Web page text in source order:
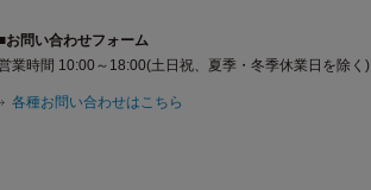
お問い合わせフォーム
業時間 10:00～18:00(土日祝、夏季・冬季休業日を除く)
各種お問い合わせはこちら